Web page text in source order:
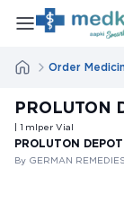
Order
PROLUTON
| 1 mlper Vial
PROLUTON
By GERMAN REMEDIES